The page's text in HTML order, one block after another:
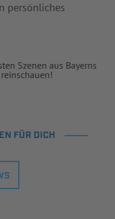
persönliches
Szenen aus Bayerns
FÜR DICH